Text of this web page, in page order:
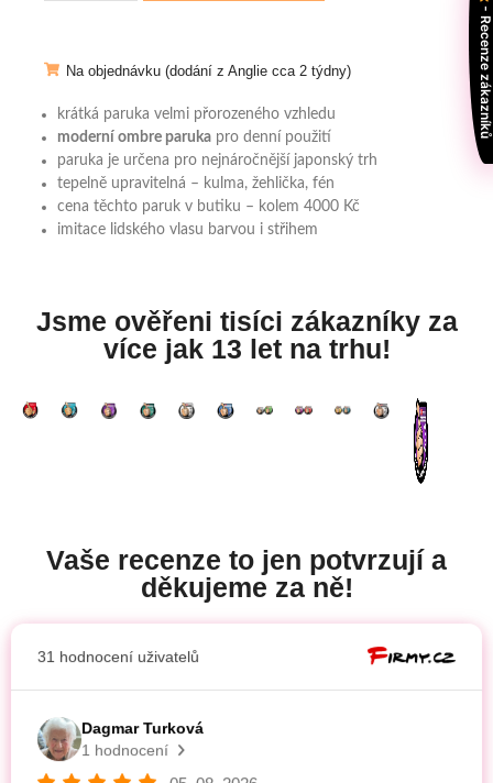
Na objednávku (dodání z Anglie cca 2 týdny)
krátká paruka velmi přorozeného vzhledu
moderní ombre paruka pro denní použití
paruka je určena pro nejnáročnější japonský trh
tepelně upravitelná – kulma, žehlička, fén
cena těchto paruk v butiku – kolem 4000 Kč
imitace lidského vlasu barvou i střihem
Jsme ověřeni tisíci zákazníky za
více jak 13 let na trhu!
Vaše recenze to jen potvrzují a
děkujeme za ně!
- Recenze zákazníků